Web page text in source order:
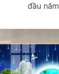
đầu năm